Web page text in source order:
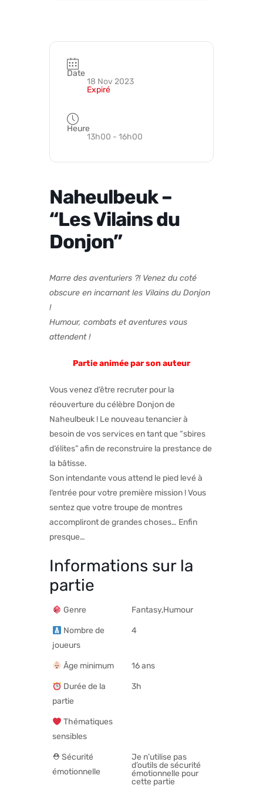
Date
18 Nov 2023
Expiré
Heure
13h00 - 16h00
Naheulbeuk –
“Les Vilains du
Donjon”
Marre des aventuriers ?! Venez du coté
obscure en incarnant les Vilains du Donjon
!
Humour, combats et aventures vous
attendent !
Partie animée par son auteur
Vous venez d’être recruter pour la
réouverture du célèbre Donjon de
Naheulbeuk ! Le nouveau tenancier à
besoin de vos services en tant que “sbires
d’élites” afin de reconstruire la prestance de
la bâtisse.
Son intendante vous attend le pied levé à
l’entrée pour votre première mission ! Vous
sentez que votre troupe de montres
accompliront de grandes choses… Enfin
presque…
Informations sur la
partie
Genre Fantasy,Humour
Nombre de
joueurs
4
Âge minimum 16 ans
Durée de la
partie
3h
Thématiques
sensibles
⛑ Sécurité
émotionnelle
Je n’utilise pas
d’outils de sécurité
émotionnelle pour
cette partie